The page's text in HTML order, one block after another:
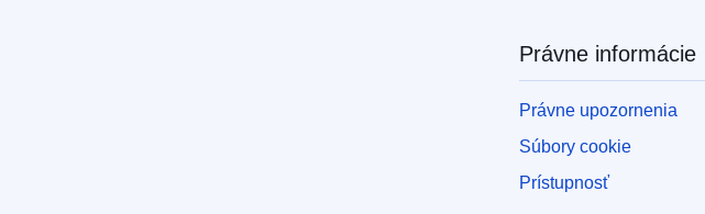
Právne informácie
Právne upozornenia
Súbory cookie
Prístupnosť